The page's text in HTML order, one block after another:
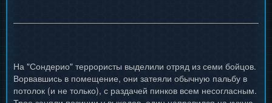
На "Сондерио" террористы выделили отряд из семи бойцов.
Ворвавшись в помещение, они затеяли обычную пальбу в
потолок (и не только), с раздачей пинков всем несогласным.